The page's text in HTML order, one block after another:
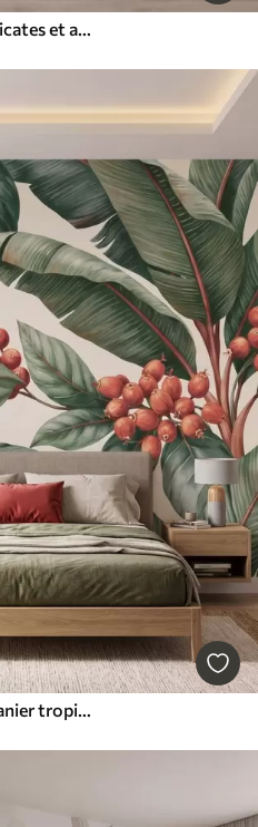
Papiers peints Des plumes délicates et aériennes, nimbées d'une brume rose-pêche aux reflets chatoyants
Papiers peints Feuilles de bananier tropicales ornées de grappes de baies de café rouges, style aquarelle